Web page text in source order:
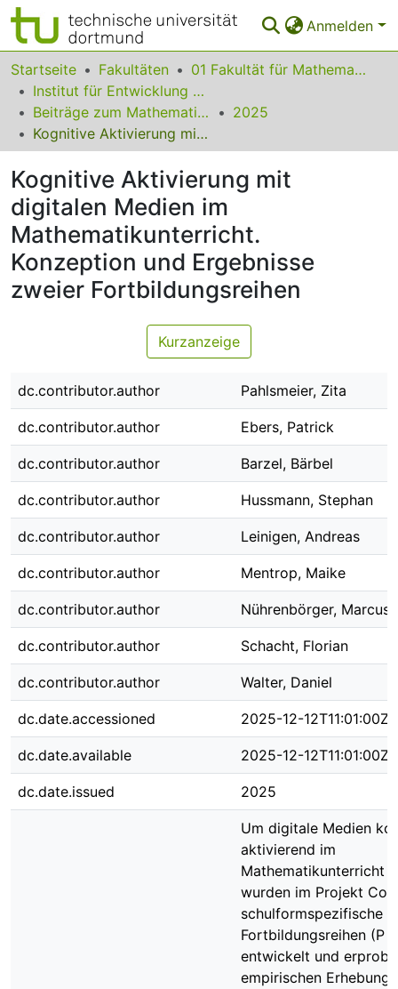
Anmelden
Bereiche & Sammlungen
Das gesamte Repositorium
Statistiken
FAQ
Leitlinien
Zurück zur Startseite
Startseite Fakultäten
01 Fakultät für Mathematik
Institut für Entwicklung und Erforschung des Mathematikunterrichts
Beiträge zum Mathematikunterricht
2025
Kognitive Aktivierung mit digitalen Medien im Mathematikunterricht. Konzeption und Ergebnisse zweier Fortbildungsreihen
Kognitive Aktivierung mit
digitalen Medien im
Mathematikunterricht.
Konzeption und Ergebnisse
zweier Fortbildungsreihen
Kurzanzeige
dc.contributor.author Pahlsmeier, Zita
dc.contributor.author Ebers, Patrick
dc.contributor.author Barzel, Bärbel
dc.contributor.author Hussmann, Stephan
dc.contributor.author Leinigen, Andreas
dc.contributor.author Mentrop, Maike
dc.contributor.author Nührenbörger, Marcus
dc.contributor.author Schacht, Florian
dc.contributor.author Walter, Daniel
dc.date.accessioned 2025-12-12T11:01:00Z
dc.date.available 2025-12-12T11:01:00Z
dc.date.issued 2025
Um digitale Medien
aktivierend im
Mathematikunterricht
wurden im Projekt
schulformspezifische
Fortbildungsreihen (P
entwickelt und
empirischen Erhebung